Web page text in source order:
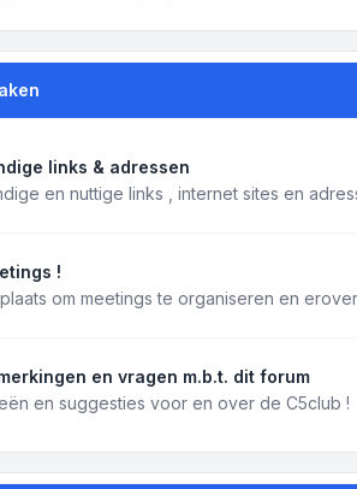
links & adressen
en nuttige links , internet sites en
!
om meetings te organiseren en
en vragen m.b.t. dit forum
en suggesties voor en over de C5club !